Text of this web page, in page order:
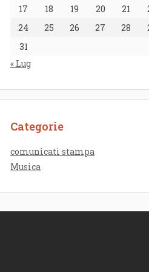
17
18 19 20 21
24
25 26 27 28
31
« Lug
Categorie
comunicati stampa
Musica